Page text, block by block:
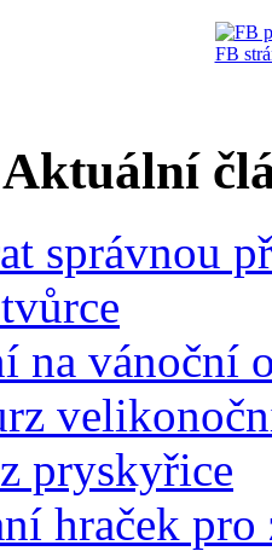
FB
správnou
na vánoční
pryskyřice
hraček pro